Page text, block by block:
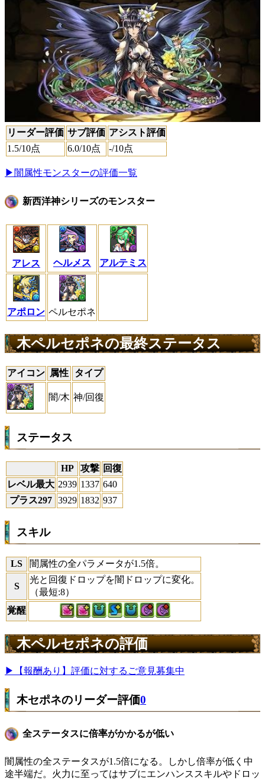
リーダー評価 サブ評価 アシスト評価
1.5/10点 6.0/10点 -/10点
▶闇属性モンスターの評価一覧
新西洋神シリーズのモンスター
アレス ヘルメス アルテミス
アポロン ペルセポネ
木ペルセポネの最終ステータス
アイコン 属性 タイプ
闇/木 神/回復
ステータス
HP 攻撃 回復
レベル最大 2939 1337 640
プラス297 3929 1832 937
スキル
LS 闇属性の全パラメータが1.5倍。
S
光と回復ドロップを闇ドロップに変化。
（最短:8）
覚醒
木ペルセポネの評価
▶【報酬あり】評価に対するご意見募集中
木セポネのリーダー評価0
全ステータスに倍率がかかるが低い
闇属性の全ステータスが1.5倍になる。しかし倍率が低く中
途半端だ。火力に至ってはサブにエンハンススキルやドロッ